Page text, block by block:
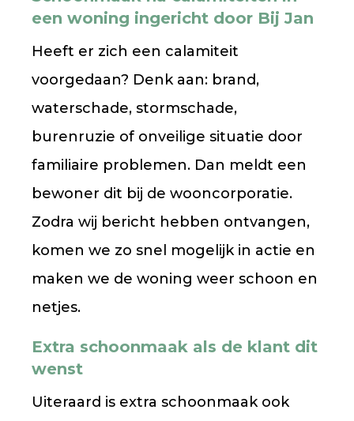
een woning ingericht door Bij Jan
Heeft er zich een calamiteit
voorgedaan? Denk aan: brand,
waterschade, stormschade,
burenruzie of onveilige situatie door
familiaire problemen. Dan meldt een
bewoner dit bij de wooncorporatie.
Zodra wij bericht hebben ontvangen,
komen we zo snel mogelijk in actie en
maken we de woning weer schoon en
netjes.
Extra schoonmaak als de klant dit
wenst
Uiteraard is extra schoonmaak ook